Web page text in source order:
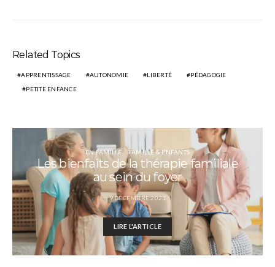
Related Topics
APPRENTISSAGE AUTONOMIE LIBERTÉ
PÉDAGOGIE
PETITE ENFANCE
EN FAMILLE FAMILLE & ENFANTS
Les bienfaits de la thérapie familiale
au sein du foyer
9 DÉCEMBRE 2021
LIRE L'ARTICLE